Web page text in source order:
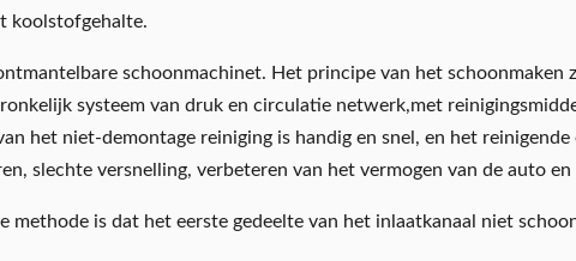
koolstofgehalte.
schoonmachinet. Het principe van het schoonmaken
systeem van druk en circulatie netwerk,met
het niet-demontage reiniging is handig en snel, en het
slechte versnelling, verbeteren van het vermogen van de auto
methode is dat het eerste gedeelte van het inlaatkanaal niet